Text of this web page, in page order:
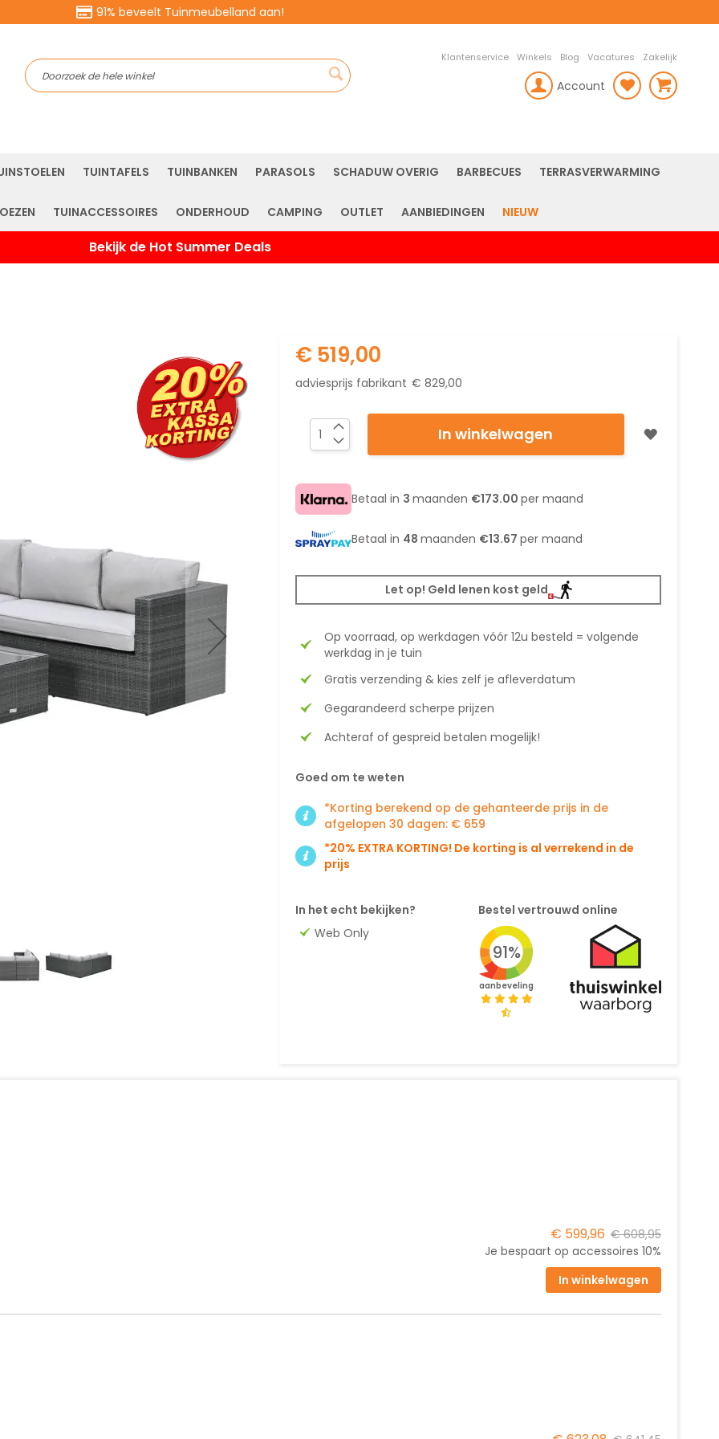
91% beveelt Tuinmeubelland aan!
Search
Klantenservice Winkels Blog Vacatures Zakelijk
Account
TUINTAFELS TUINBANKEN PARASOLS SCHADUW OVERIG BARBECUES TERRASVERWARMING
TUINACCESSOIRES ONDERHOUD CAMPING OUTLET AANBIEDINGEN NIEUW
Bekijk de Hot Summer Deals
€ 519,00
adviesprijs fabrikant € 829,00
In winkelwagen
Betaal in 3 maanden €173.00 per maand
Betaal in 48 maanden €13.67 per maand
Let op! Geld lenen kost geld
Op voorraad, op werkdagen vóór 12u besteld = volgende
werkdag in je tuin
Gratis verzending & kies zelf je afleverdatum
Gegarandeerd scherpe prijzen
Achteraf of gespreid betalen mogelijk!
Goed om te weten
*Korting berekend op de gehanteerde prijs in de
afgelopen 30 dagen: € 659
*20% EXTRA KORTING! De korting is al verrekend in de
prijs
In het echt bekijken?
Web Only
Bestel vertrouwd online
91%
aanbeveling
€ 599,96 € 608,95
Je bespaart op accessoires 10%
In winkelwagen